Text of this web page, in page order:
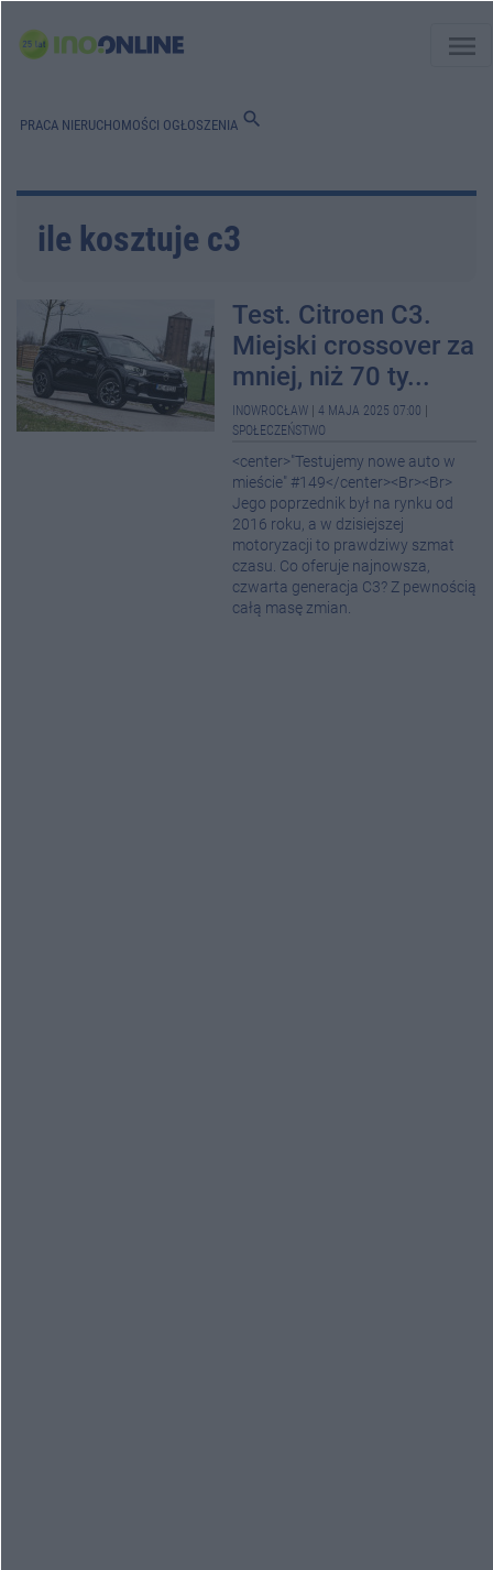
menu
PRACA NIERUCHOMOŚCI OGŁOSZENIA search
ile kosztuje c3
Test. Citroen C3.
Miejski crossover za
mniej, niż 70 ty...
INOWROCŁAW 4 MAJA 2025 07:00
SPOŁECZEŃSTWO
<center>"Testujemy nowe auto w
mieście" #149</center><Br><Br>
Jego poprzednik był na rynku od
2016 roku, a w dzisiejszej
motoryzacji to prawdziwy szmat
czasu. Co oferuje najnowsza,
czwarta generacja C3? Z pewnością
całą masę zmian.